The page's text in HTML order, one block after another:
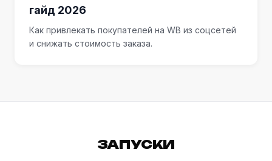
гайд 2026
Как привлекать покупателей на WB из соцсетей
и снижать стоимость заказа.
ЗАПУСКИ